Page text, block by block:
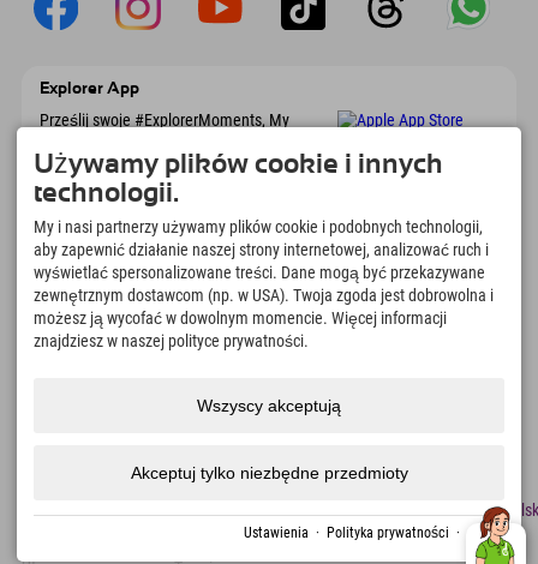
Explorer App
Prześlij swoje #ExplorerMoments, My
marzeń, przeglądem restauracji i wieloma
innymi. Pobierz teraz!
Czas na chwile odkrywcy
166
Jeziora górskie i baseny
rekreacyjne
4.634km
Stoki do jazdy na nartach i
snowboardzie
8.991km
zrównoważonego
Używamy plików cookie i innych
technologii.
My i nasi partnerzy używamy plików cookie i podobnych technologii,
aby zapewnić działanie naszej strony internetowej, analizować ruch i
wyświetlać spersonalizowane treści. Dane mogą być przekazywane
zewnętrznym dostawcom (np. w USA). Twoja zgoda jest dobrowolna i
możesz ją wycofać w dowolnym momencie. Więcej informacji
znajdziesz w naszej polityce prywatności.
Wszyscy akceptują
Akceptuj tylko niezbędne przedmioty
Ustawienia · Polityka prywatności · odcisk